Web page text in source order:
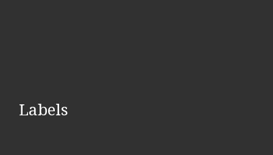
Labels